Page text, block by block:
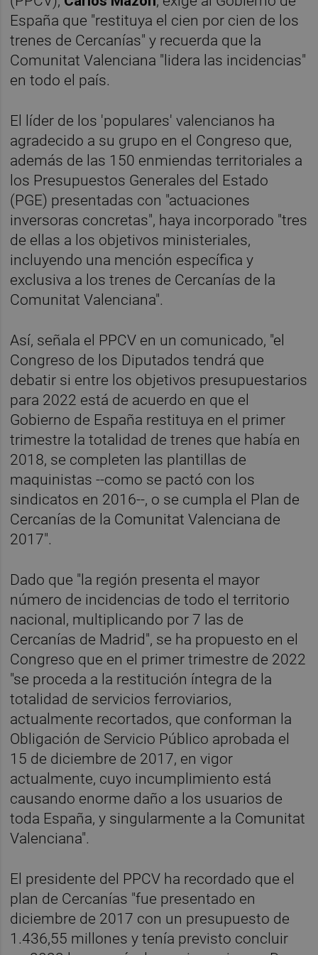
España que "restituya el cien por cien de los
trenes de Cercanías" y recuerda que la
Comunitat Valenciana "lidera las incidencias"
en todo el país.
El líder de los 'populares' valencianos ha
agradecido a su grupo en el Congreso que,
además de las 150 enmiendas territoriales a
los Presupuestos Generales del Estado
(PGE) presentadas con "actuaciones
inversoras concretas", haya incorporado "tres
de ellas a los objetivos ministeriales,
incluyendo una mención específica y
exclusiva a los trenes de Cercanías de la
Comunitat Valenciana".
Así, señala el PPCV en un comunicado, "el
Congreso de los Diputados tendrá que
debatir si entre los objetivos presupuestarios
para 2022 está de acuerdo en que el
Gobierno de España restituya en el primer
trimestre la totalidad de trenes que había en
2018, se completen las plantillas de
maquinistas --como se pactó con los
sindicatos en 2016--, o se cumpla el Plan de
Cercanías de la Comunitat Valenciana de
2017".
Dado que "la región presenta el mayor
número de incidencias de todo el territorio
nacional, multiplicando por 7 las de
Cercanías de Madrid", se ha propuesto en el
Congreso que en el primer trimestre de 2022
"se proceda a la restitución íntegra de la
totalidad de servicios ferroviarios,
actualmente recortados, que conforman la
Obligación de Servicio Público aprobada el
15 de diciembre de 2017, en vigor
actualmente, cuyo incumplimiento está
causando enorme daño a los usuarios de
toda España, y singularmente a la Comunitat
Valenciana".
El presidente del PPCV ha recordado que el
plan de Cercanías "fue presentado en
diciembre de 2017 con un presupuesto de
1.436,55 millones y tenía previsto concluir